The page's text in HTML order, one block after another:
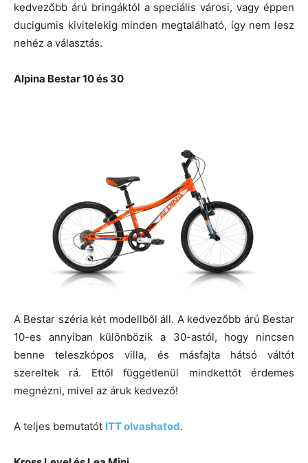
kedvezőbb árú bringáktól a speciális városi, vagy éppen
ducigumis kivitelekig minden megtalálható, így nem lesz
nehéz a választás.
Alpina Bestar 10 és 30
A Bestar széria két modellből áll. A kedvezőbb árú Bestar
10-es annyiban különbözik a 30-astól, hogy nincsen
benne teleszkópos villa, és másfajta hátsó váltót
szereltek rá. Ettől függetlenül mindkettőt érdemes
megnézni, mivel az áruk kedvező!
A teljes bemutatót ITT olvashatod.